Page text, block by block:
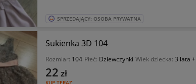
SPRZEDAJĄCY: OSOBA PRYWATNA
Sukienka 3D 104
Rozmiar: 104 Płeć: Dziewczynki Wiek dziecka: 3 lata +
KUP TERAZ
22 zł